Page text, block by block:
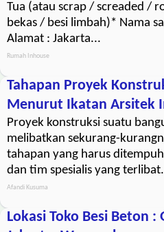
Tua (atau scrap / screaded /
bekas / besi limbah)* Nama
Alamat : Jakarta...
Rumah Inhouse
Tahapan Proyek
Menurut Ikatan Arsitek
Proyek konstruksi suatu
melibatkan sekurang-
tahapan yang harus
dan tim spesialis yang
Afandi Kusuma
Lokasi Toko Besi Beton